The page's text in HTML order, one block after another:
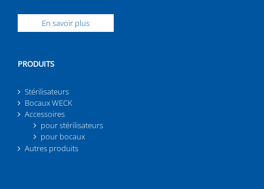
En savoir plus
PRODUITS
Stérilisateurs
Bocaux WECK
Accessoires
pour stérilisateurs
pour bocaux
Autres produits